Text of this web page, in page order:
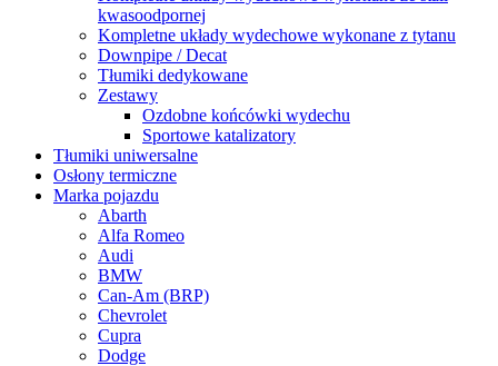
kwasoodpornej
Kompletne układy wydechowe wykonane z tytanu
Downpipe / Decat
Tłumiki dedykowane
Zestawy
Ozdobne końcówki wydechu
Sportowe katalizatory
Tłumiki uniwersalne
Osłony termiczne
Marka pojazdu
Abarth
Alfa Romeo
Audi
BMW
Can-Am (BRP)
Chevrolet
Cupra
Dodge